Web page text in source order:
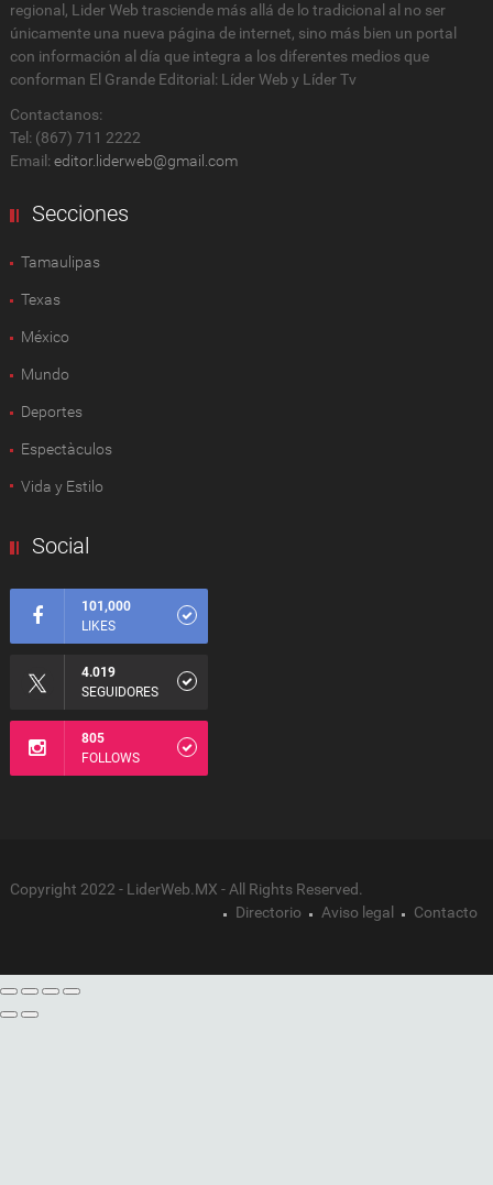
regional, Lider Web trasciende más allá de lo tradicional al no ser
únicamente una nueva página de internet, sino más bien un portal
con información al día que integra a los diferentes medios que
conforman El Grande Editorial: Líder Web y Líder Tv
Contactanos:
Tel: (867) 711 2222
Email: editor.liderweb@gmail.com
Secciones
Tamaulipas
Texas
México
Mundo
Deportes
Espectàculos
Vida y Estilo
Social
101,000
LIKES
4.019
SEGUIDORES
805
FOLLOWS
Copyright 2022 - LiderWeb.MX - All Rights Reserved.
Directorio
Aviso legal Contacto